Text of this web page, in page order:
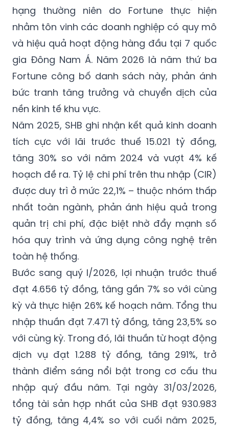
hạng thường niên do Fortune thực hiện
nhằm tôn vinh các doanh nghiệp có quy mô
và hiệu quả hoạt động hàng đầu tại 7 quốc
gia Đông Nam Á. Năm 2026 là năm thứ ba
Fortune công bố danh sách này, phản ánh
bức tranh tăng trưởng và chuyển dịch của
nền kinh tế khu vực.
Năm 2025, SHB ghi nhận kết quả kinh doanh
tích cực với lãi trước thuế 15.021 tỷ đồng,
tăng 30% so với năm 2024 và vượt 4% kế
hoạch đề ra. Tỷ lệ chi phí trên thu nhập (CIR)
được duy trì ở mức 22,1% – thuộc nhóm thấp
nhất toàn ngành, phản ánh hiệu quả trong
quản trị chi phí, đặc biệt nhờ đẩy mạnh số
hóa quy trình và ứng dụng công nghệ trên
toàn hệ thống.
Bước sang quý I/2026, lợi nhuận trước thuế
đạt 4.656 tỷ đồng, tăng gần 7% so với cùng
kỳ và thực hiện 26% kế hoạch năm. Tổng thu
nhập thuần đạt 7.471 tỷ đồng, tăng 23,5% so
với cùng kỳ. Trong đó, lãi thuần từ hoạt động
dịch vụ đạt 1.288 tỷ đồng, tăng 291%, trở
thành điểm sáng nổi bật trong cơ cấu thu
nhập quý đầu năm. Tại ngày 31/03/2026,
tổng tài sản hợp nhất của SHB đạt 930.983
tỷ đồng, tăng 4,4% so với cuối năm 2025,